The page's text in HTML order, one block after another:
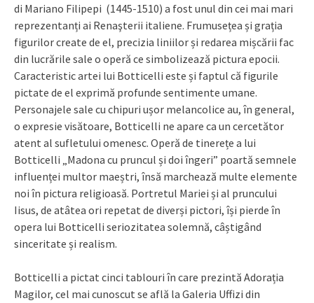
di Mariano Filipepi (1445-1510) a fost unul din cei mai mari
reprezentanți ai Renaşterii italiene. Frumusețea și grația
figurilor create de el, precizia liniilor și redarea mișcării fac
din lucrările sale o operă ce simbolizează pictura epocii.
Caracteristic artei lui Botticelli este și faptul că figurile
pictate de el exprimă profunde sentimente umane.
Personajele sale cu chipuri ușor melancolice au, în general,
o expresie visătoare, Botticelli ne apare ca un cercetător
atent al sufletului omenesc. Operă de tinerețe a lui
Botticelli „Madona cu pruncul și doi îngeri” poartă semnele
influenței multor maeștri, însă marchează multe elemente
noi în pictura religioasă. Portretul Mariei și al pruncului
Iisus, de atâtea ori repetat de diverși pictori, își pierde în
opera lui Botticelli seriozitatea solemnă, câștigând
sinceritate și realism.
Botticelli a pictat cinci tablouri în care prezintă Adorația
Magilor, cel mai cunoscut se află la Galeria Uffizi din